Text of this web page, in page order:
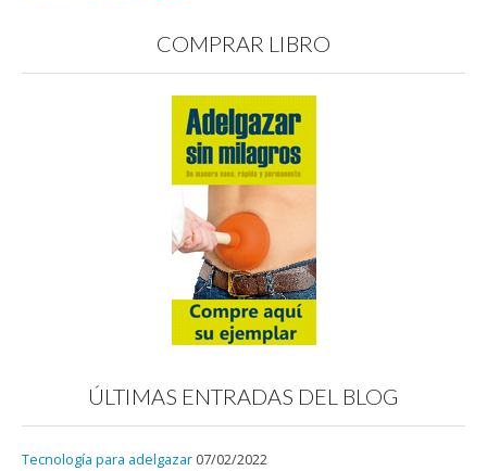
COMPRAR LIBRO
ÚLTIMAS ENTRADAS DEL BLOG
Tecnología para adelgazar 07/02/2022